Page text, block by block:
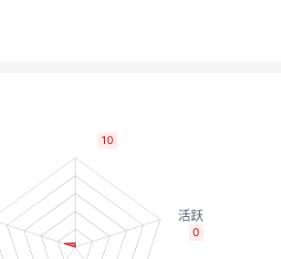
10
0